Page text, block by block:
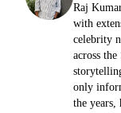
Raj
with
celebrity
across
only
the years,